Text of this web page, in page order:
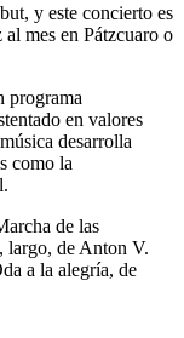
y este concierto es
mes en Pátzcuaro o
programa
en valores
desarrolla
como la
de las
largo, de Anton V.
a la alegría, de